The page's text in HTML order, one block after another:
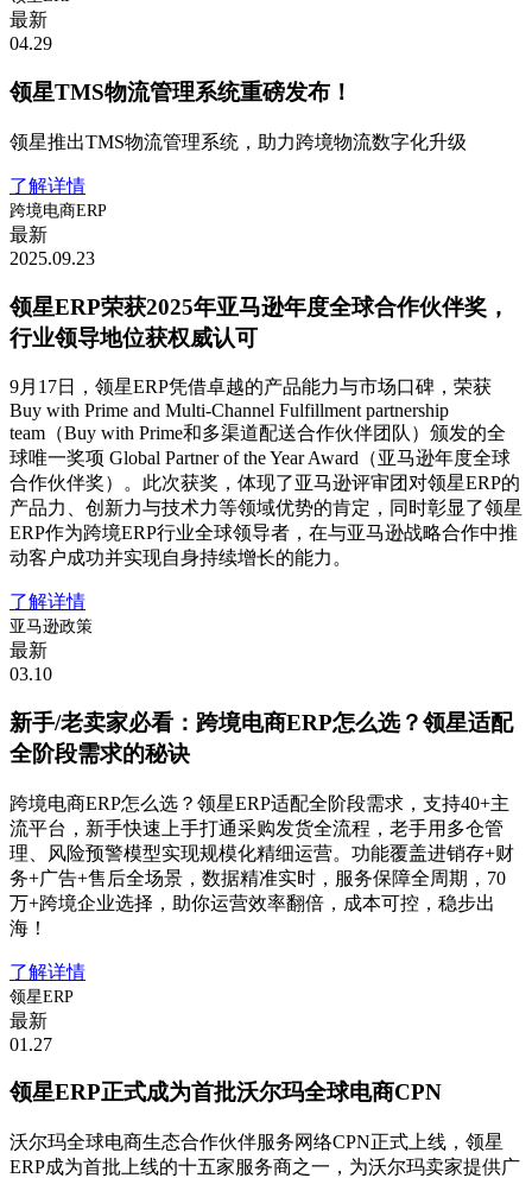
最新
04.29
领星TMS物流管理系统重磅发布！
领星推出TMS物流管理系统，助力跨境物流数字化升级
了解详情
跨境电商ERP
最新
2025.09.23
领星ERP荣获2025年亚马逊年度全球合作伙伴奖，
行业领导地位获权威认可
9月17日，领星ERP凭借卓越的产品能力与市场口碑，荣获
Buy with Prime and Multi-Channel Fulfillment partnership
team（Buy with Prime和多渠道配送合作伙伴团队）颁发的全
球唯一奖项 Global Partner of the Year Award（亚马逊年度全球
合作伙伴奖）。此次获奖，体现了亚马逊评审团对领星ERP的
产品力、创新力与技术力等领域优势的肯定，同时彰显了领星
ERP作为跨境ERP行业全球领导者，在与亚马逊战略合作中推
动客户成功并实现自身持续增长的能力。
了解详情
亚马逊政策
最新
03.10
新手/老卖家必看：跨境电商ERP怎么选？领星适配
全阶段需求的秘诀
跨境电商ERP怎么选？领星ERP适配全阶段需求，支持40+主
流平台，新手快速上手打通采购发货全流程，老手用多仓管
理、风险预警模型实现规模化精细运营。功能覆盖进销存+财
务+广告+售后全场景，数据精准实时，服务保障全周期，70
万+跨境企业选择，助你运营效率翻倍，成本可控，稳步出
海！
了解详情
领星ERP
最新
01.27
领星ERP正式成为首批沃尔玛全球电商CPN
沃尔玛全球电商生态合作伙伴服务网络CPN正式上线，领星
ERP成为首批上线的十五家服务商之一，为沃尔玛卖家提供广